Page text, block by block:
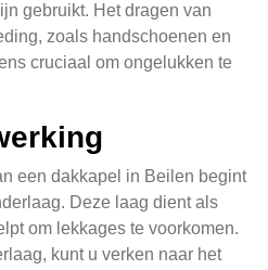
gebruikt. Het dragen van
zoals handschoenen en
cruciaal om ongelukken te
een dakkapel in Beilen begint
Deze laag dient als
om lekkages te voorkomen.
kunt u verken naar het